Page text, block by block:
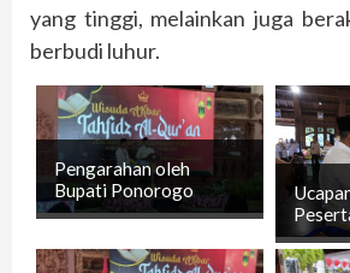
yang tinggi, melainkan juga
berbudi luhur.
Pengarahan oleh
Bupati Ponorogo